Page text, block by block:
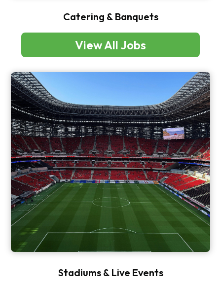
Catering & Banquets
View All Jobs
Stadiums & Live Events